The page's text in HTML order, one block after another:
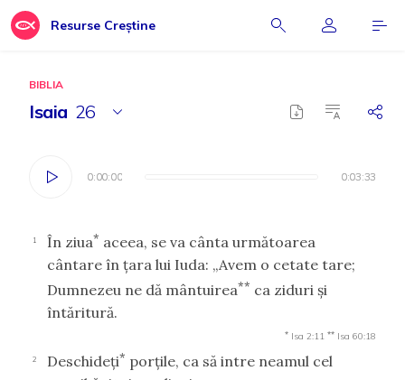
Resurse Creștine
BIBLIA
Isaia 26
0:00:00 0:03:33
0:00:00 0:03:33
1 În ziua* aceea, se va cânta următoarea
cântare în ţara lui Iuda: „Avem o cetate tare;
Dumnezeu ne dă mântuirea** ca ziduri şi
întăritură.
* Isa 2:11 ** Isa 60:18
2 Deschideţi* porţile, ca să intre neamul cel